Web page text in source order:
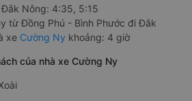
Đắk Nông: 4:35, 5:15
từ Đồng Phú - Bình Phước đi Đắk
xe Cường Ny khoảng: 4 giờ
của nhà xe Cường Ny